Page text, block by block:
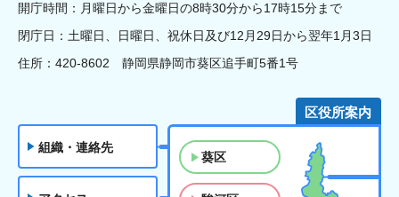
開庁時間：月曜日から金曜日の8時30分から17時15分まで
閉庁日：土曜日、日曜日、祝休日及び12月29日から翌年1月3日
住所：420-8602 静岡県静岡市葵区追手町5番1号
組織・連絡先
区役所案内
葵区